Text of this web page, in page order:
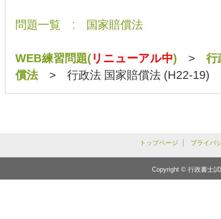
問題一覧 : 国家賠償法
WEB練習問題(リニューアル中) > 行
償法> 行政法 国家賠償法 (H22-19)
トップページ プライバ
Copyright © 行政書士